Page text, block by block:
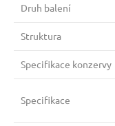
Druh balení
Struktura
Specifikace konzervy
Specifikace